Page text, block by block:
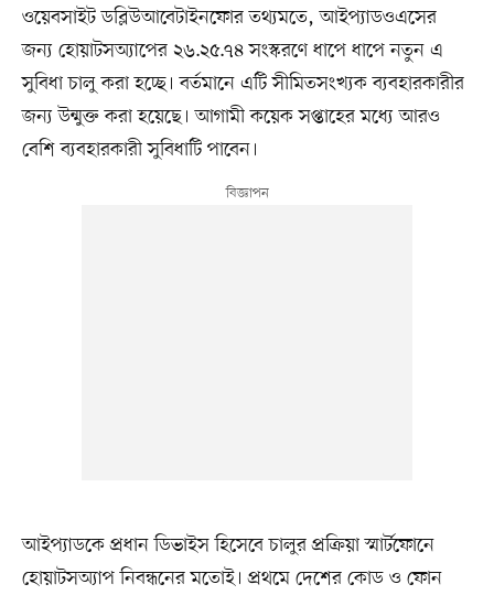
ওয়েবসাইট ডব্লিউআবেটাইনফোর তথ্যমতে, আইপ্যাডওএসের
জন্য হোয়াটসঅ্যাপের ২৬.২৫.৭৪ সংস্করণে ধাপে ধাপে নতুন এ
সুবিধা চালু করা হচ্ছে। বর্তমানে এটি সীমিতসংখ্যক ব্যবহারকারীর
জন্য উন্মুক্ত করা হয়েছে। আগামী কয়েক সপ্তাহের মধ্যে আরও
বেশি ব্যবহারকারী সুবিধাটি পাবেন।
আইপ্যাডকে প্রধান ডিভাইস হিসেবে চালুর প্রক্রিয়া স্মার্টফোনে
হোয়াটসঅ্যাপ নিবন্ধনের মতোই। প্রথমে দেশের কোড ও ফোন